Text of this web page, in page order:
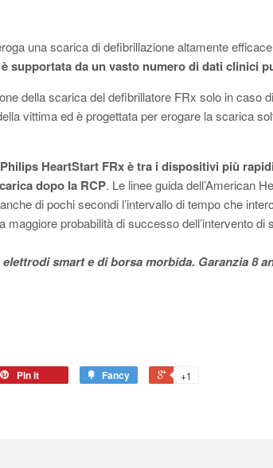
una scarica di defibrillazione altamente
supportata da un vasto numero di dati clinici
della scarica del defibrillatore FRx solo in caso
vittima ed è progettata per erogare la scarica
Philips HeartStart FRx è tra i dispositivi più
dopo la RCP. Le linee guida dell’American
di pochi secondi l’intervallo di tempo che
maggiore probabilità di successo dell’intervento di
smart e di borsa morbida. Garanzia 8
Pin it Fancy +1